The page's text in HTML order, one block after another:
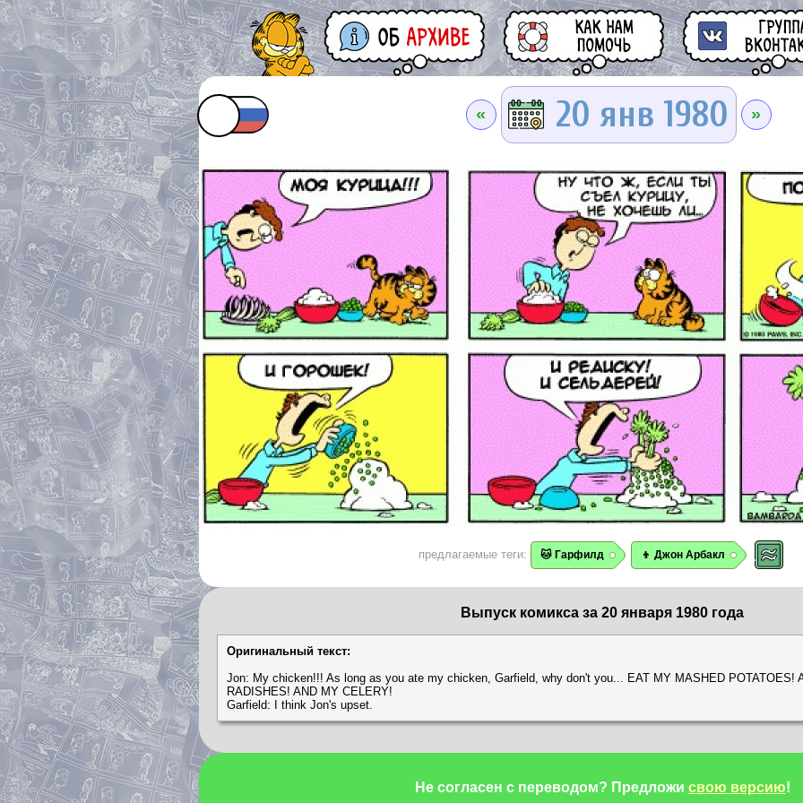
« 20 янв 1980 »
предлагаемые теги: 🐱 Гарфилд 👦 Джон Арбакл
Выпуск комикса за 20 января 1980 года
Оригинальный текст:
Jon: My chicken!!! As long as you ate my chicken, Garfield, why don't you... EAT MY MASHED POTATOES!
RADISHES! AND MY CELERY!
Garfield: I think Jon's upset.
Не согласен с переводом? Предложи свою версию!